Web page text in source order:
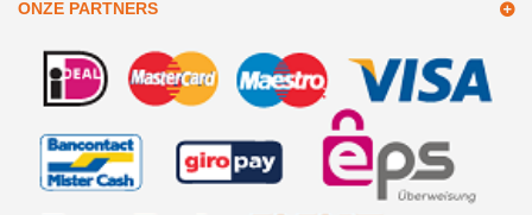
ONZE PARTNERS